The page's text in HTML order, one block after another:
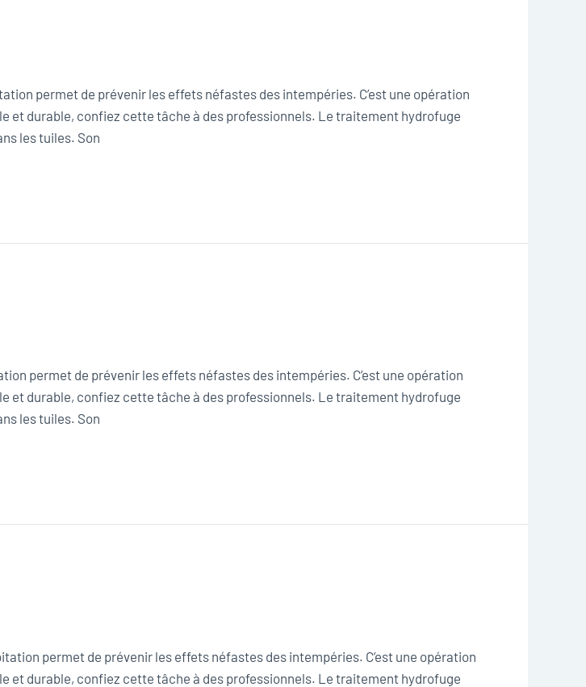
permet de prévenir les effets néfastes des intempéries. C’est une opération
et durable, confiez cette tâche à des professionnels. Le traitement hydrofuge
les tuiles. Son
permet de prévenir les effets néfastes des intempéries. C’est une opération
et durable, confiez cette tâche à des professionnels. Le traitement hydrofuge
les tuiles. Son
permet de prévenir les effets néfastes des intempéries. C’est une opération
et durable, confiez cette tâche à des professionnels. Le traitement hydrofuge